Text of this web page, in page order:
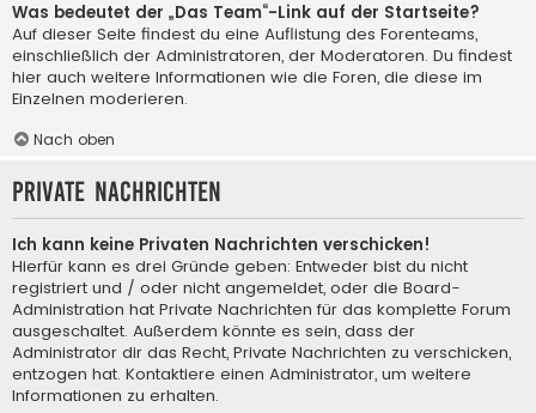
Was bedeutet der „Das Team“-Link auf der Startseite?
Auf dieser Seite findest du eine Auflistung des Forenteams,
einschließlich der Administratoren, der Moderatoren. Du findest
hier auch weitere Informationen wie die Foren, die diese im
Einzelnen moderieren.
Nach oben
Private Nachrichten
Ich kann keine Privaten Nachrichten verschicken!
Hierfür kann es drei Gründe geben: Entweder bist du nicht
registriert und / oder nicht angemeldet, oder die Board-
Administration hat Private Nachrichten für das komplette Forum
ausgeschaltet. Außerdem könnte es sein, dass der
Administrator dir das Recht, Private Nachrichten zu verschicken,
entzogen hat. Kontaktiere einen Administrator, um weitere
Informationen zu erhalten.